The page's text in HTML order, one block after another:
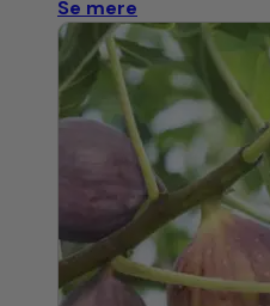
Se mere